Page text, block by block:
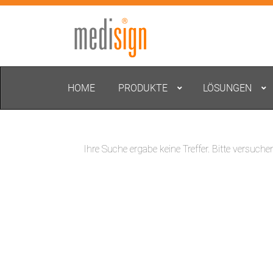
HOME PRODUKTE LÖSUNGEN
Ihre Suche ergabe keine Treffer. Bitte